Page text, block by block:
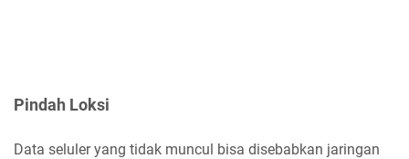
Pindah Loksi
Data seluler yang tidak muncul bisa disebabkan jaringan